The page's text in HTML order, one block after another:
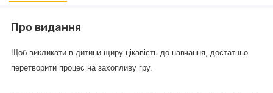
Про видання
Щоб викликати в дитини щиру цікавість до навчання, достатньо
перетворити процес на захопливу гру.